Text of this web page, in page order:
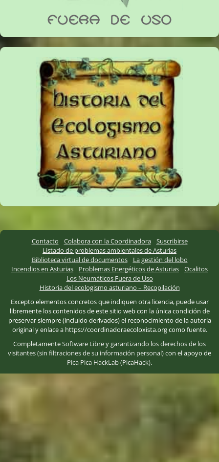
Contacto Colabora con la Coordinadora
Suscribirse
Listado de problemas ambientales de Asturias
Biblioteca virtual de documentos
La gestión del lobo
Incendios en Asturias
Problemas Energéticos de Asturias
Ocalitos
Los Neumáticos Fuera de Uso
Historia del ecologismo asturiano – Recopilación
Excepto elementos concretos que indiquen otra licencia, puede usar
libremente los contenidos de este sitio web con la única condición de
preservar siempre (incluido derivados) el reconocimiento de la autoría
original y enlace a https://coordinadoraecoloxista.org como fuente.
CompletamenteSoftware Libreygarantizando los derechos de los
visitantes (sin filtraciones de su información personal)con el apoyo de
Pica Pica HackLab (PicaHack).